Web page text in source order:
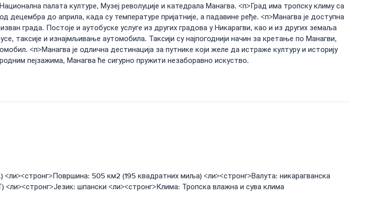
палата културе, Музеј револуције и катедрала Манагва. <п>Град има тропску климу са
до априла, када су температуре пријатније, а падавине ређе. <п>Манагва је доступна
града. Постоје и аутобуске услуге из других градова у Никарагви, као и из других земаља
таксије и изнајмљивање аутомобила. Таксији су најпогоднији начин за кретање по Манагви,
<п>Манагва је одлична дестинација за путнике који желе да истраже културу и историју
пејзажима, Манагва ће сигурно пружити незаборавно искуство.
505 км2 (195 квадратних миља) <ли><стронг>Валута: никарагванска
шпански <ли><стронг>Клима: Тропска влажна и сува клима